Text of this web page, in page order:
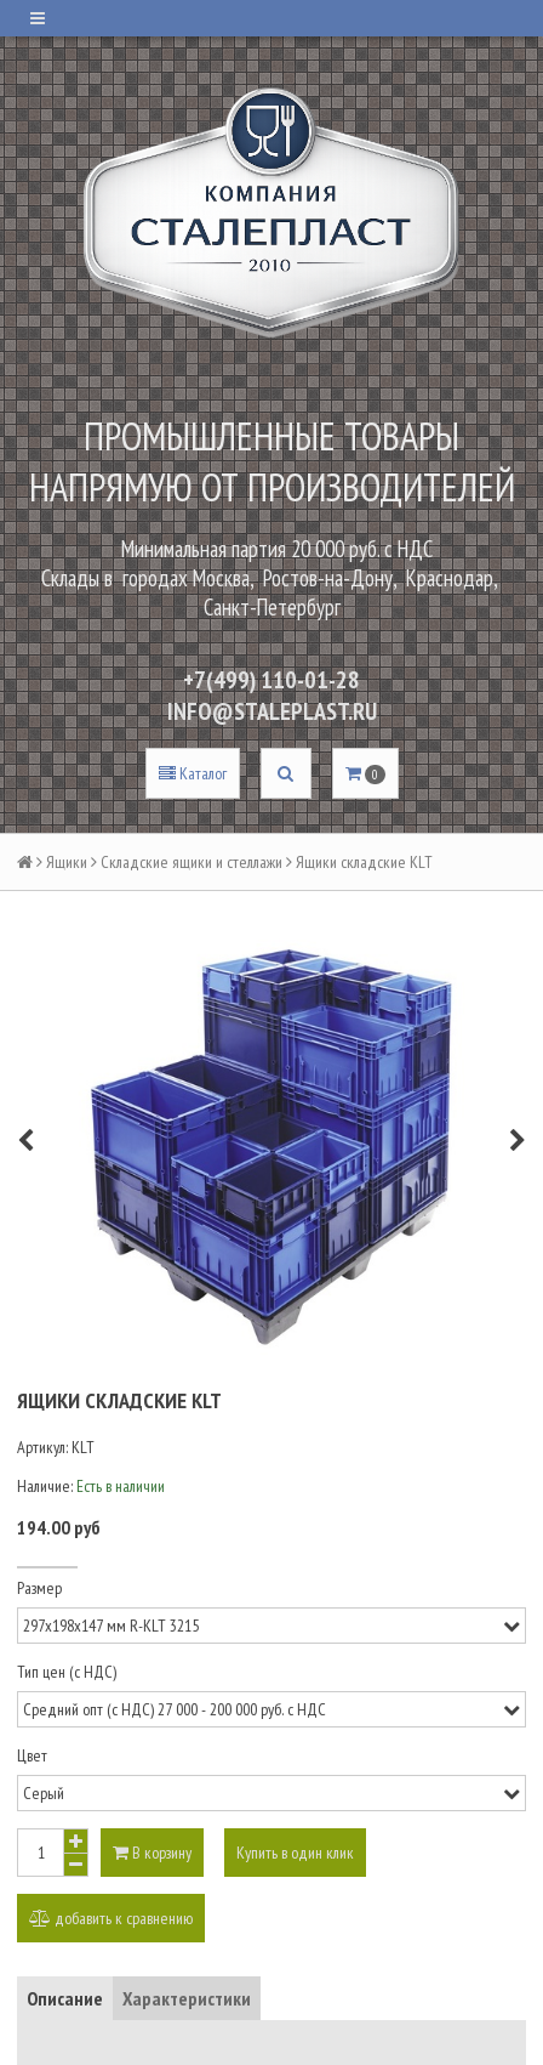
ПРОМЫШЛЕННЫЕ ТОВАРЫ
НАПРЯМУЮ ОТ ПРОИЗВОДИТЕЛЕЙ
Минимальная партия 20 000 руб. с НДС
Склады в городах Москва, Ростов-на-Дону, Краснодар,
Санкт-Петербург
+7(499) 110-01-28
INFO@STALEPLAST.RU
Каталог 0
Ящики Складские ящики и стеллажи Ящики складские KLT
ЯЩИКИ СКЛАДСКИЕ KLT
Артикул: KLT
Наличие: Есть в наличии
194.00 руб
Размер
Тип цен (с НДС)
Цвет
В корзину Купить в один клик
добавить к сравнению
Описание Характеристики